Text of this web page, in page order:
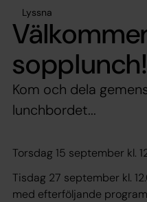
Lyssna
sopplunch!
Kom och dela
lunchbordet...
Torsdag 15 september kl.
Tisdag 27 september kl.
med efterföljande